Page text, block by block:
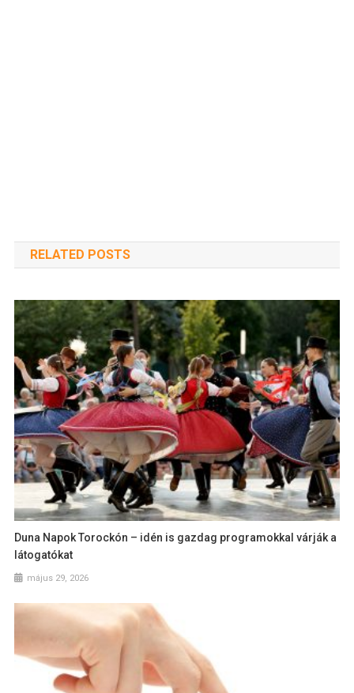
RELATED POSTS
Duna Napok Torockón – idén is gazdag programokkal várják a
látogatókat
május 29, 2026